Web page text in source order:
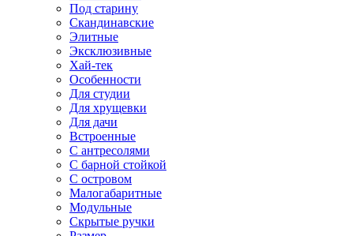
Под старину
Скандинавские
Элитные
Эксклюзивные
Хай-тек
Особенности
Для студии
Для хрущевки
Для дачи
Встроенные
С антресолями
С барной стойкой
С островом
Малогабаритные
Модульные
Скрытые ручки